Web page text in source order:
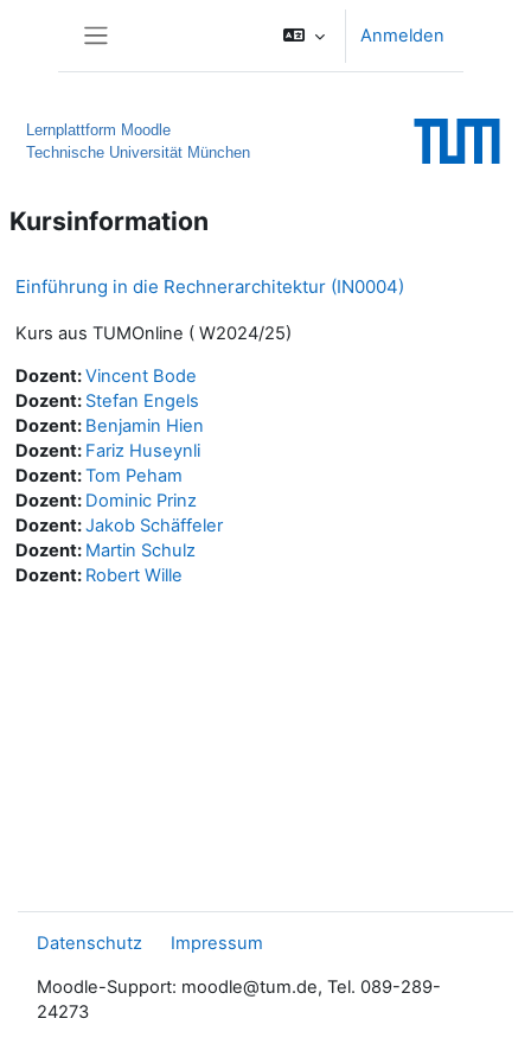
Anmelden
Lernplattform Moodle
Technische Universität München
Kursinformation
Einführung in die Rechnerarchitektur (IN0004)
Kurs aus TUMOnline ( W2024/25)
Dozent:Vincent Bode
Dozent: Stefan Engels
Dozent: Benjamin Hien
Dozent: Fariz Huseynli
Dozent:Tom Peham
Dozent: Dominic Prinz
Dozent:Jakob Schäffeler
Dozent: Martin Schulz
Dozent: Robert Wille
Datenschutz Impressum
Moodle-Support: moodle@tum.de, Tel. 089-289-
24273